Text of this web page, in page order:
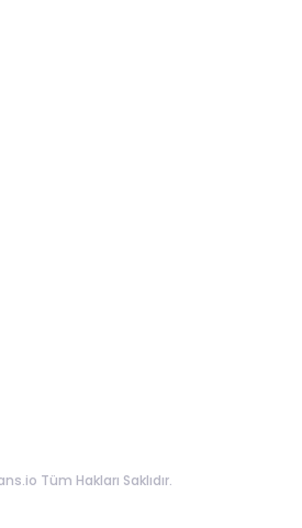
Tüm Hakları Saklıdır.